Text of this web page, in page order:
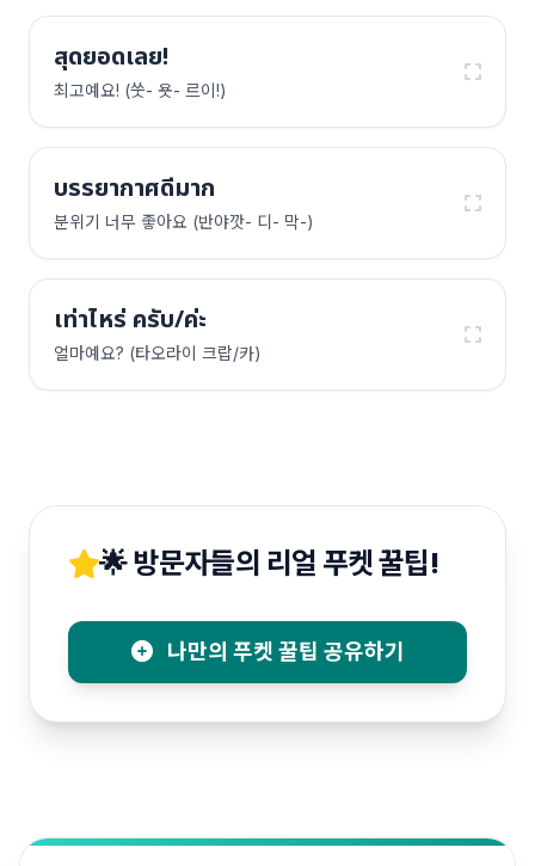
สุดยอดเลย!
최고예요! (쑷- 욧- 르이!)
บรรยากาศดีมาก
분위기 너무 좋아요 (반야깟- 디- 막-)
เท่าไหร่ ครับ/ค่ะ
얼마예요? (타오라이 크랍/카)
🌟 방문자들의 리얼 푸켓 꿀팁!
나만의 푸켓 꿀팁 공유하기